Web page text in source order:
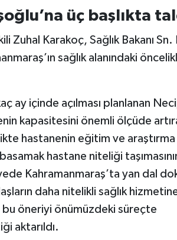
üç başlıkta
Zuhal Karakoç, Sağlık Bakanı
sağlık alanındaki
ay içinde açılması planlanan
kapasitesini önemli ölçüde
hastanenin eğitim ve
hastane niteliği
Kahramanmaraş’ta yan dal
daha nitelikli sağlık hizmetine
öneriyi önümüzdeki süreçte
aktarıldı.